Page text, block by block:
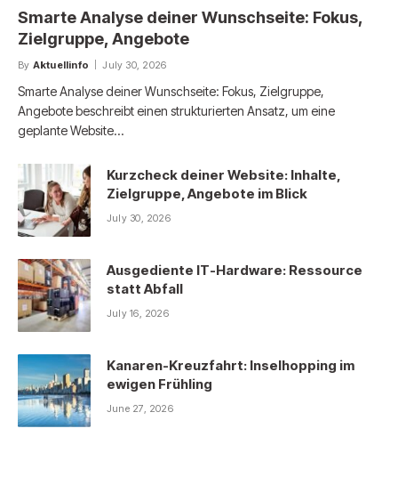
Smarte Analyse deiner Wunschseite: Fokus,
Zielgruppe, Angebote
By Aktuellinfo July 30, 2026
Smarte Analyse deiner Wunschseite: Fokus, Zielgruppe,
Angebote beschreibt einen strukturierten Ansatz, um eine
geplante Website…
Kurzcheck deiner Website: Inhalte,
Zielgruppe, Angebote im Blick
July 30, 2026
Ausgediente IT-Hardware: Ressource
statt Abfall
July 16, 2026
Kanaren-Kreuzfahrt: Inselhopping im
ewigen Frühling
June 27, 2026